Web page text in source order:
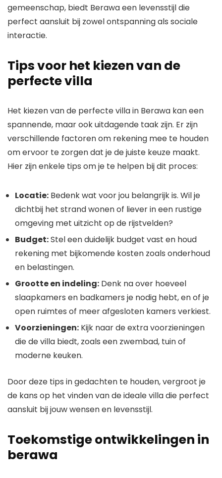
gemeenschap, biedt Berawa een levensstijl die
perfect aansluit bij zowel ontspanning als sociale
interactie.
Tips voor het kiezen van de
perfecte villa
Het kiezen van de perfecte villa in Berawa kan een
spannende, maar ook uitdagende taak zijn. Er zijn
verschillende factoren om rekening mee te houden
om ervoor te zorgen dat je de juiste keuze maakt.
Hier zijn enkele tips om je te helpen bij dit proces:
Locatie: Bedenk wat voor jou belangrijk is. Wil je
dichtbij het strand wonen of liever in een rustige
omgeving met uitzicht op de rijstvelden?
Budget:Stel een duidelijk budget vast en houd
rekening met bijkomende kosten zoals onderhoud
en belastingen.
Grootte en indeling: Denk na over hoeveel
slaapkamers en badkamers je nodig hebt, en of je
open ruimtes of meer afgesloten kamers verkiest.
Voorzieningen: Kijk naar de extra voorzieningen
die de villa biedt, zoals een zwembad, tuin of
moderne keuken.
Door deze tips in gedachten te houden, vergroot je
de kans op het vinden van de ideale villa die perfect
aansluit bij jouw wensen en levensstijl.
Toekomstige ontwikkelingen in
berawa